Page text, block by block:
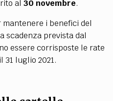
al30 novembre.
i benefici del
scadenza prevista dal
essere corrisposte le rate
31 luglio 2021.